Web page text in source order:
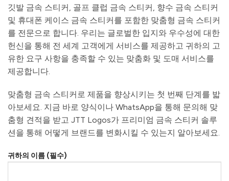
깃발 금속 스티커, 골프 클럽 금속 스티커, 향수 금속 스티커
및 휴대폰 케이스 금속 스티커를 포함한 맞춤형 금속 스티커
를 전문으로 합니다. 우리는 글로벌한 입지와 우수성에 대한
헌신을 통해 전 세계 고객에게 서비스를 제공하고 귀하의 고
유한 요구 사항을 충족할 수 있는 맞춤화 및 도매 서비스를
제공합니다.
맞춤형 금속 스티커로 제품을 향상시키는 첫 번째 단계를 밟
아보세요. 지금 바로 양식이나 WhatsApp을 통해 문의해 맞
춤형 견적을 받고 JTT Logos가 프리미엄 금속 스티커 솔루
션을 통해 어떻게 브랜드를 변화시킬 수 있는지 알아보세요.
귀하의 이름 (필수)